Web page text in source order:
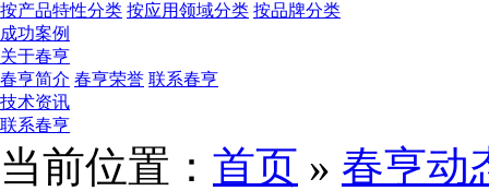
按产品特性分类 按应用领域分类 按品牌分类
成功案例
关于春亨
春亨简介 春亨荣誉 联系春亨
技术资讯
联系春亨
当前位置： 首页 » 春亨动